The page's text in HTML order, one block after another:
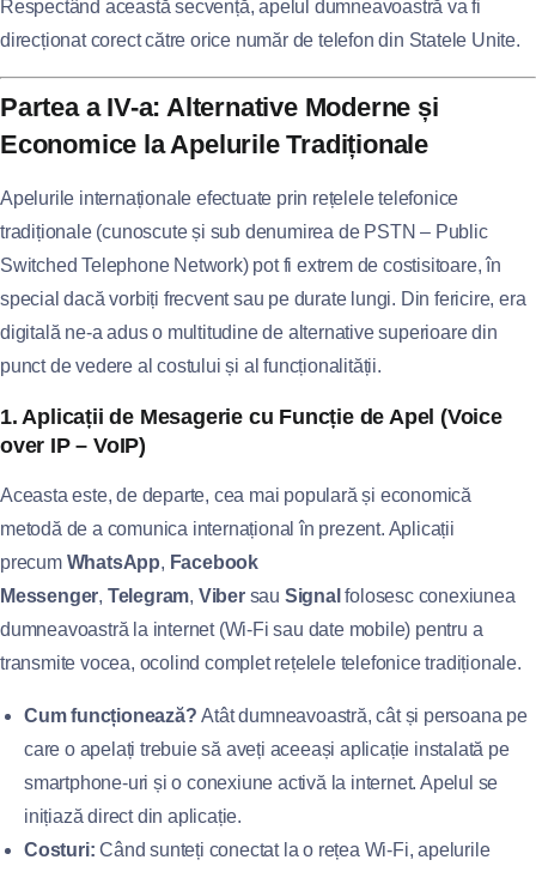
Respectând această secvență, apelul dumneavoastră va fi
direcționat corect către orice număr de telefon din Statele Unite.
Partea a IV-a: Alternative Moderne și
Economice la Apelurile Tradiționale
Apelurile internaționale efectuate prin rețelele telefonice
tradiționale (cunoscute și sub denumirea de PSTN – Public
Switched Telephone Network) pot fi extrem de costisitoare, în
special dacă vorbiți frecvent sau pe durate lungi. Din fericire, era
digitală ne-a adus o multitudine de alternative superioare din
punct de vedere al costului și al funcționalității.
1. Aplicații de Mesagerie cu Funcție de Apel (Voice
over IP – VoIP)
Aceasta este, de departe, cea mai populară și economică
metodă de a comunica internațional în prezent. Aplicații
precum WhatsApp, Facebook
Messenger, Telegram, Vibersau Signal folosesc conexiunea
dumneavoastră la internet (Wi-Fi sau date mobile) pentru a
transmite vocea, ocolind complet rețelele telefonice tradiționale.
Cum funcționează? Atât dumneavoastră, cât și persoana pe
care o apelați trebuie să aveți aceeași aplicație instalată pe
smartphone-uri și o conexiune activă la internet. Apelul se
inițiază direct din aplicație.
Costuri: Când sunteți conectat la o rețea Wi-Fi, apelurile